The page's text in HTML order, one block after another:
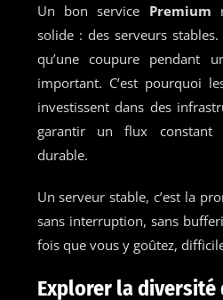
Un bon service Premium
solide : des serveurs
qu’une coupure pendant
important. C’est pourquoi
investissent dans des
garantir un flux constant
durable.
Un serveur stable, c’est la
sans interruption, sans
fois que vous y goûtez,
Explorer la diversité